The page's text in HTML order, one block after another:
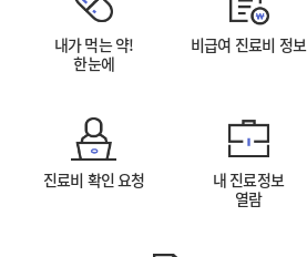
내가 먹는 약!
한눈에
비급여 진료비 정보
진료비 확인 요청
내 진료정보
열람